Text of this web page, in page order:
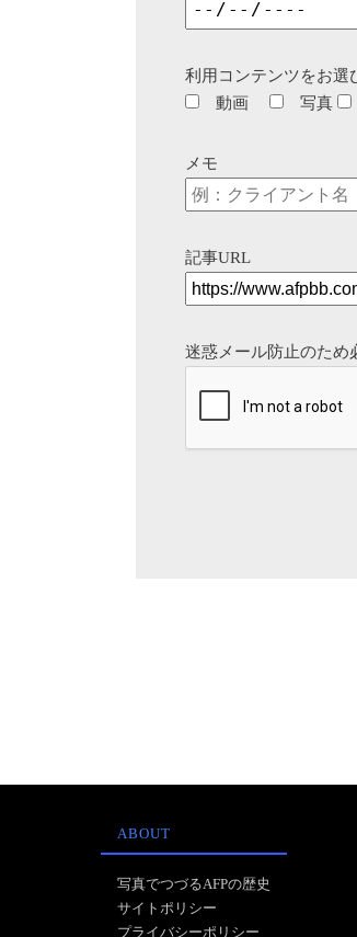
利用コンテンツをお選
動画
写真
メモ
記事URL
迷惑メール防止のため
ABOUT
写真でつづるAFPの歴史
サイトポリシー
プライバシーポリシー